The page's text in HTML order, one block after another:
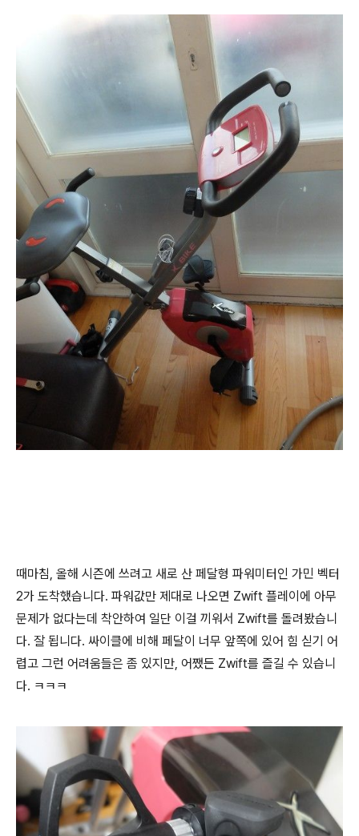
때마침, 올해 시즌에 쓰려고 새로 산 페달형 파워미터인 가민 벡터
2가 도착했습니다. 파워값만 제대로 나오면 Zwift 플레이에 아무
문제가 없다는데 착안하여 일단 이걸 끼워서 Zwift를 돌려봤습니
다. 잘 됩니다. 싸이클에 비해 페달이 너무 앞쪽에 있어 힘 싣기 어
렵고 그런 어려움들은 좀 있지만, 어쨌든 Zwift를 즐길 수 있습니
다. ㅋㅋㅋ